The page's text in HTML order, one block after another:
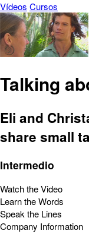
Vídeos Cursos
Talking
Eli and
share small
Intermedio
Watch the Video
Learn the Words
Speak the Lines
Company Information